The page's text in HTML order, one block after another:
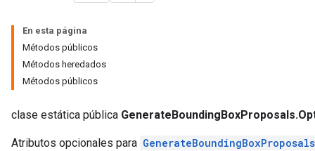
En esta página
Métodos públicos
Métodos heredados
Métodos públicos
clase estática pública
Atributos opcionales para GenerateBoundingBoxProposals